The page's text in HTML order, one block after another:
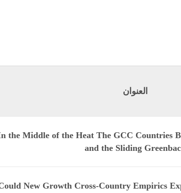
العنوان
the Middle of the Heat The GCC Countries
and the Sliding
New Growth Cross-Country Empirics